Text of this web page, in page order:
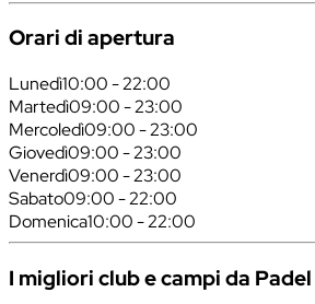
Orari di apertura
Lunedì10:00 - 22:00
Martedì09:00 - 23:00
Mercoledì09:00 - 23:00
Giovedì09:00 - 23:00
Venerdì09:00 - 23:00
Sabato09:00 - 22:00
Domenica10:00 - 22:00
I migliori club e campi da